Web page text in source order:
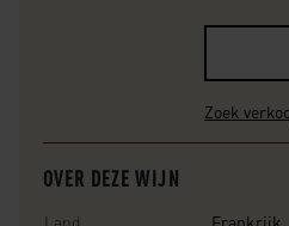
Zoek
OVER DEZE WIJN
Land
Frankrijk